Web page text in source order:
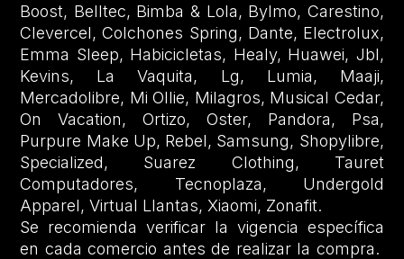
Boost, Belltec, Bimba & Lola, Bylmo, Carestino,
Clevercel, Colchones Spring, Dante, Electrolux,
Emma Sleep, Habicicletas, Healy, Huawei, Jbl,
Kevins, La Vaquita, Lg, Lumia, Maaji,
Mercadolibre, Mi Ollie, Milagros, Musical Cedar,
On Vacation, Ortizo, Oster, Pandora, Psa,
Purpure Make Up, Rebel, Samsung, Shopylibre,
Specialized, Suarez Clothing, Tauret
Computadores, Tecnoplaza, Undergold
Apparel, Virtual Llantas, Xiaomi, Zonafit.
Se recomienda verificar la vigencia específica
en cada comercio antes de realizar la compra.